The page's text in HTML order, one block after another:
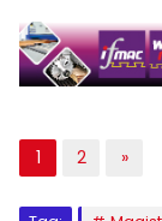
1 2 »